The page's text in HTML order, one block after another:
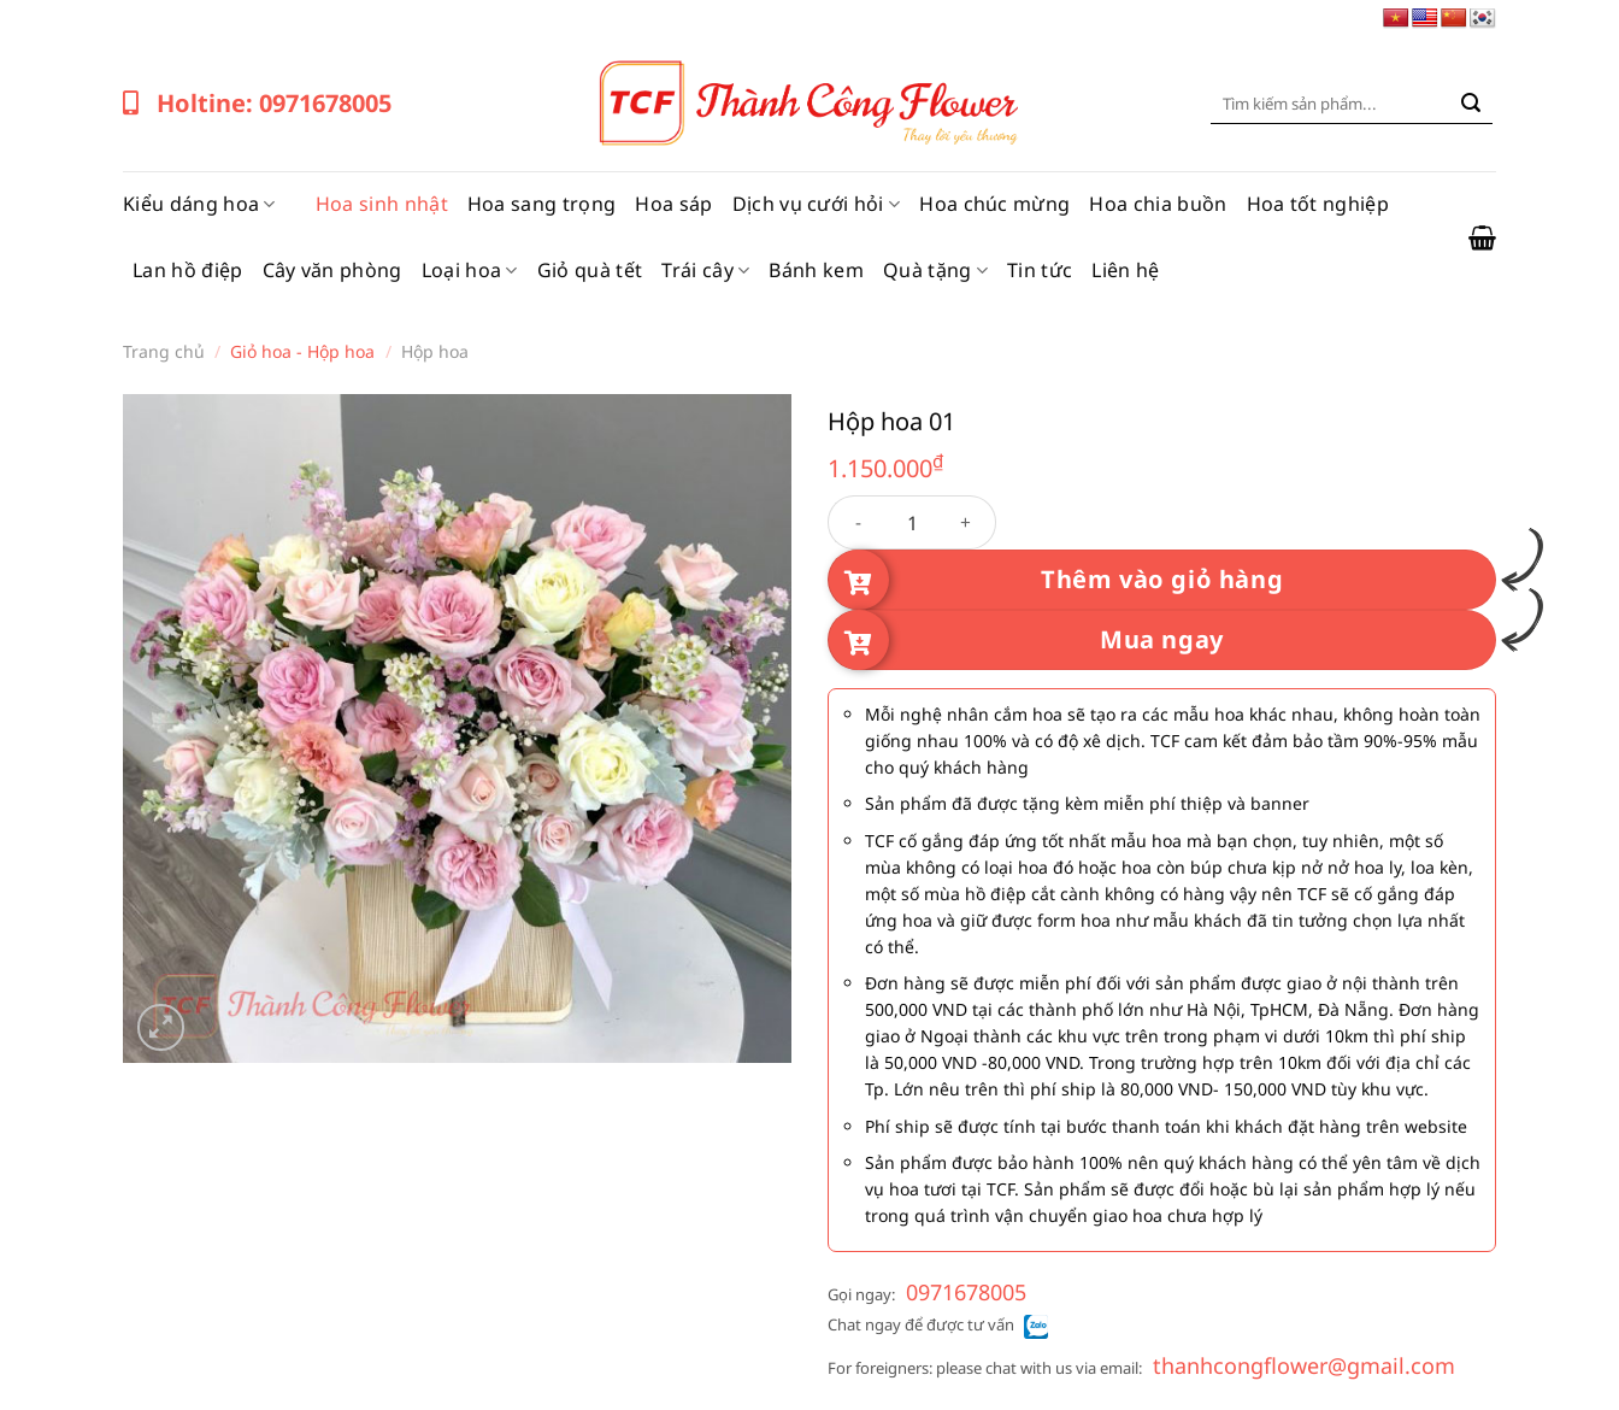
Holtine: 0971678005
Tìm
Kiểu dáng hoa Hoa sinh nhật Hoa sang trọng Hoa sáp Dịch vụ cưới hỏi Hoa chúc mừng Hoa chia buồn Hoa tốt nghiệp
Lan hồ điệp Cây văn phòng Loại hoa Giỏ quà tết Trái cây Bánh kem Quà tặng Tin tức Liên hệ
Trang chủ / Giỏ hoa - Hộp hoa / Hộp hoa
Hộp hoa 01
1.150.000₫
Hộp hoa 01 số lượng
Thêm vào giỏ hàng
Mua ngay
Mỗi nghệ nhân cắm hoa sẽ tạo ra các mẫu hoa khác nhau, không hoàn toàn
giống nhau 100% và có độ xê dịch. TCF cam kết đảm bảo tầm 90%-95% mẫu
cho quý khách hàng
Sản phẩm đã được tặng kèm miễn phí thiệp và banner
TCF cố gắng đáp ứng tốt nhất mẫu hoa mà bạn chọn, tuy nhiên, một số
mùa không có loại hoa đó hoặc hoa còn búp chưa kịp nở nở hoa ly, loa kèn,
một số mùa hồ điệp cắt cành không có hàng vậy nên TCF sẽ cố gắng đáp
ứng hoa và giữ được form hoa như mẫu khách đã tin tưởng chọn lựa nhất
có thể.
Đơn hàng sẽ được miễn phí đối với sản phẩm được giao ở nội thành trên
500,000 VND tại các thành phố lớn như Hà Nội, TpHCM, Đà Nẵng. Đơn hàng
giao ở Ngoại thành các khu vực trên trong phạm vi dưới 10km thì phí ship
là 50,000 VND -80,000 VND. Trong trường hợp trên 10km đối với địa chỉ các
Tp. Lớn nêu trên thì phí ship là 80,000 VND- 150,000 VND tùy khu vực.
Phí ship sẽ được tính tại bước thanh toán khi khách đặt hàng trên website
Sản phẩm được bảo hành 100% nên quý khách hàng có thể yên tâm về dịch
vụ hoa tươi tại TCF. Sản phẩm sẽ được đổi hoặc bù lại sản phẩm hợp lý nếu
trong quá trình vận chuyển giao hoa chưa hợp lý
Gọi ngay: 0971678005
Chat ngay để được tư vấn
For foreigners: please chat with us via email: thanhcongflower@gmail.com